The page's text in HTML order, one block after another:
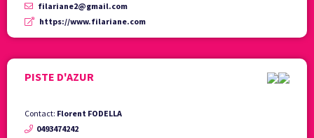
filariane2@gmail.com
https://www.filariane.com
PISTE D'AZUR
Contact: Florent FODELLA
0493474242